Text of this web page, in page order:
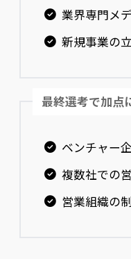
業界専門メ
新規事業の
最終選考で加点
ベンチャー
複数社での
営業組織の